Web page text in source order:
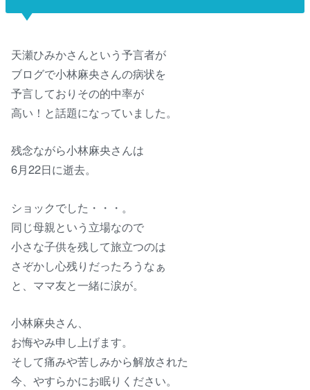
天瀬ひみかさんという予言者が
ブログで小林麻央さんの病状を
予言しておりその的中率が
高い！と話題になっていました。
残念ながら小林麻央さんは
6月22日に逝去。
ショックでした・・・。
同じ母親という立場なので
小さな子供を残して旅立つのは
さぞかし心残りだったろうなぁ
と、ママ友と一緒に涙が。
小林麻央さん、
お悔やみ申し上げます。
そして痛みや苦しみから解放された
今、やすらかにお眠りください。